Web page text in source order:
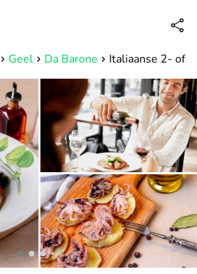
Bereikbaar tot 23:00 uur
Geel Da Barone Italiaanse 2- of